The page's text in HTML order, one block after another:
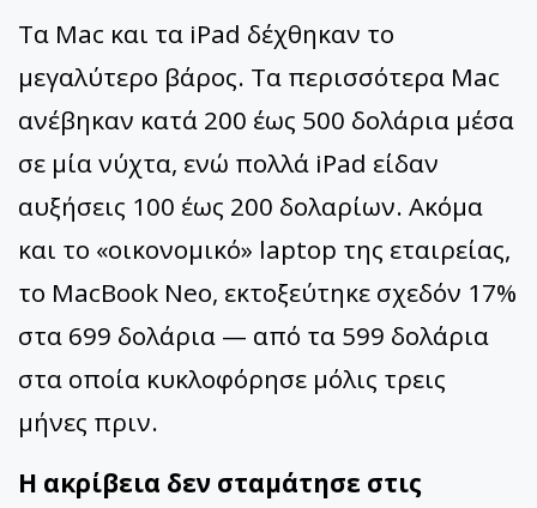
Τα Mac και τα iPad δέχθηκαν το
μεγαλύτερο βάρος. Τα περισσότερα Mac
ανέβηκαν κατά 200 έως 500 δολάρια μέσα
σε μία νύχτα, ενώ πολλά iPad είδαν
αυξήσεις 100 έως 200 δολαρίων. Ακόμα
και το «οικονομικό» laptop της εταιρείας,
το MacBook Neo, εκτοξεύτηκε σχεδόν 17%
στα 699 δολάρια — από τα 599 δολάρια
στα οποία κυκλοφόρησε μόλις τρεις
μήνες πριν.
Η ακρίβεια δεν σταμάτησε στις